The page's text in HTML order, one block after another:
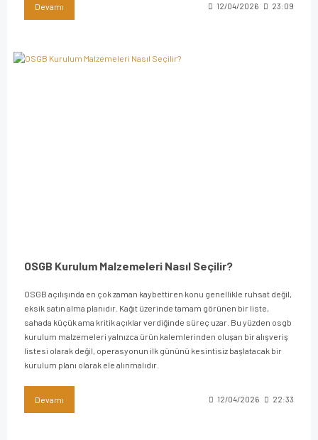
Devamı 12/04/2026 23:09
OSGB Kurulum Malzemeleri Nasıl Seçilir?
OSGB açılışında en çok zaman kaybettiren konu genellikle ruhsat değil,
eksik satın alma planıdır. Kağıt üzerinde tamam görünen bir liste,
sahada küçük ama kritik açıklar verdiğinde süreç uzar. Bu yüzden osgb
kurulum malzemeleri yalnızca ürün kalemlerinden oluşan bir alışveriş
listesi olarak değil, operasyonun ilk gününü kesintisiz başlatacak bir
kurulum planı olarak ele alınmalıdır.
Devamı 12/04/2026 22:33